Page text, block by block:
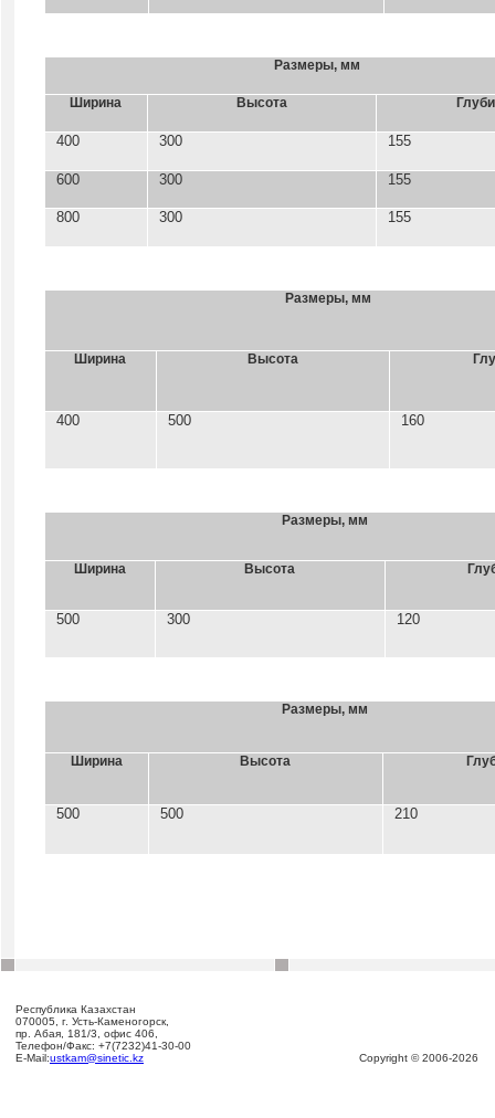
Размеры, мм
Ширина Высота
400 300 155
600 300 155
800 300 155
Размеры, мм
Ширина Высота
400 500 160
Размеры, мм
Ширина Высота
500 300 120
Размеры, мм
Ширина Высота
500 500 210
Республика Казахстан
070005, г. Усть-Каменогорск,
пр. Абая, 181/3, офис 406,
Телефон/Факс: +7(7232)41-30-00
E-Mail:ustkam@sinetic.kz Copyright © 2006-2026